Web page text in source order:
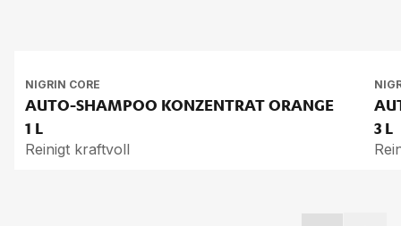
NIGRIN CORE
AUTO-SHAM­POO KON­ZEN­TRAT ORAN­GE
1 L
Reinigt kraftvoll
3 L